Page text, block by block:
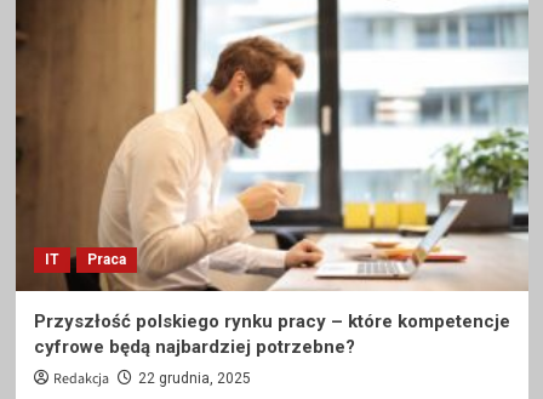
IT Praca
Przyszłość polskiego rynku pracy – które kompetencje
cyfrowe będą najbardziej potrzebne?
Redakcja 22 grudnia, 2025